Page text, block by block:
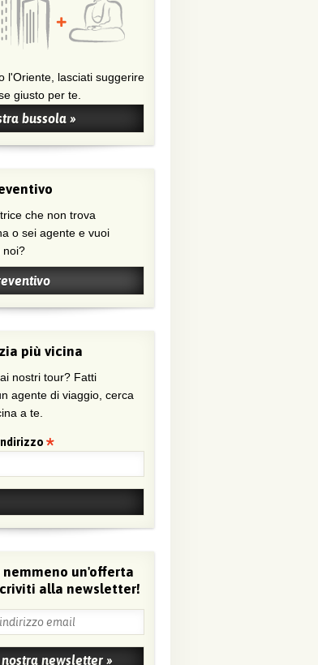
l'Oriente, lasciati suggerire
giusto per te.
bussola »
o sei agente e vuoi
noi?
più vicina
nostri tour? Fatti
agente di viaggio, cerca
a te.
nemmeno un'offerta
alla newsletter!